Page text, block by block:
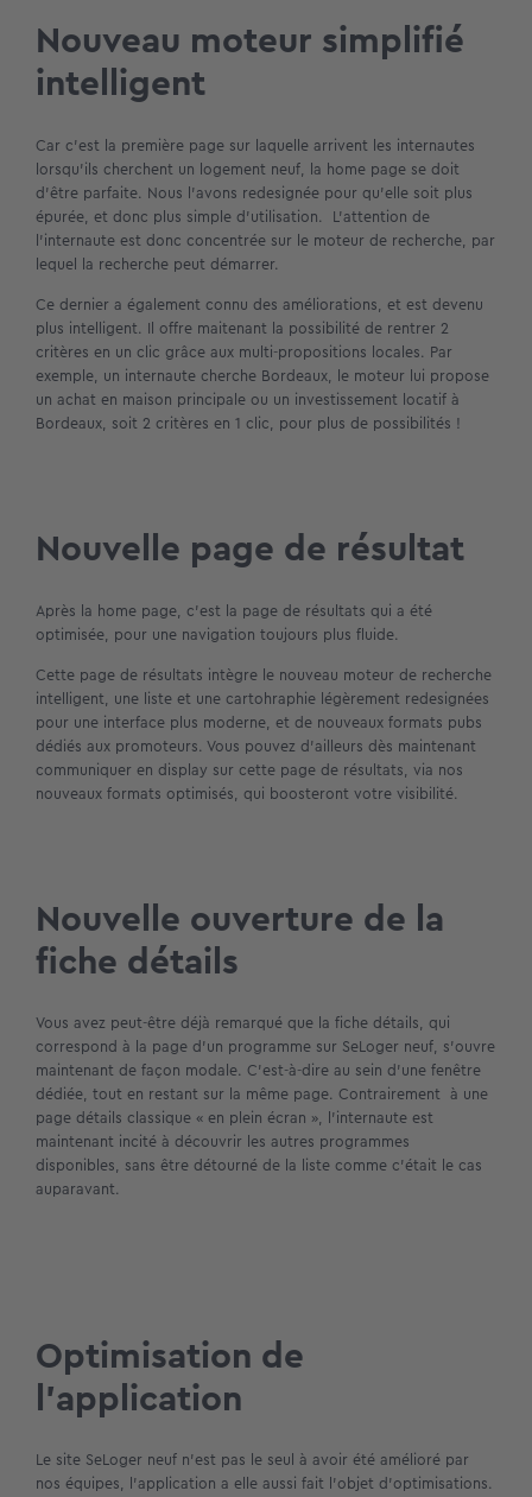
Nouveau moteur simplifié
intelligent
Car c’est la première page sur laquelle arrivent les internautes
lorsqu’ils cherchent un logement neuf, la home page se doit
d’être parfaite. Nous l’avons redesignée pour qu’elle soit plus
épurée, et donc plus simple d’utilisation. L’attention de
l’internaute est donc concentrée sur le moteur de recherche, par
lequel la recherche peut démarrer.
Ce dernier a également connu des améliorations, et est devenu
plus intelligent. Il offre maitenant la possibilité de rentrer 2
critères en un clic grâce aux multi-propositions locales. Par
exemple, un internaute cherche Bordeaux, le moteur lui propose
un achat en maison principale ou un investissement locatif à
Bordeaux, soit 2 critères en 1 clic, pour plus de possibilités !
Nouvelle page de résultat
Après la home page, c’est la page de résultats qui a été
optimisée, pour une navigation toujours plus fluide.
Cette page de résultats intègre le nouveau moteur de recherche
intelligent, une liste et une cartohraphie légèrement redesignées
pour une interface plus moderne, et de nouveaux formats pubs
dédiés aux promoteurs. Vous pouvez d’ailleurs dès maintenant
communiquer en display sur cette page de résultats, via nos
nouveaux formats optimisés, qui boosteront votre visibilité.
Nouvelle ouverture de la
fiche détails
Vous avez peut-être déjà remarqué que la fiche détails, qui
correspond à la page d’un programme sur SeLoger neuf, s’ouvre
maintenant de façon modale. C’est-à-dire au sein d’une fenêtre
dédiée, tout en restant sur la même page. Contrairement à une
page détails classique « en plein écran », l’internaute est
maintenant incité à découvrir les autres programmes
disponibles, sans être détourné de la liste comme c’était le cas
auparavant.
Optimisation de
l’application
Le site SeLoger neuf n’est pas le seul à avoir été amélioré par
nos équipes, l’application a elle aussi fait l’objet d’optimisations.